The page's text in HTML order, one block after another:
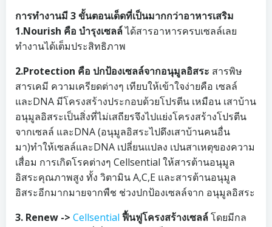
การทำงานมี 3 ขั้นตอนเด็ดที่เป็นมากกว่าอาหารเสริม
1.Nourish คือ บำรุงเซลล์ได้สารอาหารครบเซลล์เลย
ทำงานได้เต็มประสิทธิภาพ
2.Protection คือ ปกป้องเซลล์จากอนุมูลอิสระ สารพิษ
สารเคมี ความเครียดต่างๆ เทียบให้เข้าใจง่ายคือ เซลล์
และDNA มีโครงสร้างประกอบด้วยโปรตีน เหมือน เสาบ้าน
อนุมูลอิสระเป็นสิ่งที่ไม่เสถียรจึงไปแย่งโครงสร้างโปรตีน
จากเซลล์ และDNA (อนุมูลอิสระไปดึงเสาบ้านคนอื่น
มา)ทำให้เซลล์และDNA เปลี่ยนแปลง เปนสาเหตุของความ
เสื่อม การเกิดโรคต่างๆ Cellsential ให้สารต้านอนุมูล
อิสระคุณภาพสูง ทั้ง วิตามิน A,C,E และสารต้านอนุมูล
อิสระอีกมากมายจากพืช ช่วงปกป้องเซลล์จาก อนุมูลอิสระ
3. Renew -> Cellsential ฟื้นฟูโครงสร้างเซลล์โดยมีกล